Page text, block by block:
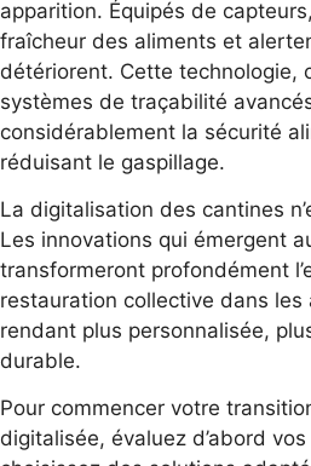
apparition. Équipés de
fraîcheur des aliments et
détériorent. Cette technologie,
systèmes de traçabilité
considérablement la sécurité
réduisant le gaspillage.
La digitalisation des cantines
Les innovations qui émergent
transformeront profondément
restauration collective dans les
rendant plus personnalisée,
durable.
Pour commencer votre
digitalisée, évaluez d’abord